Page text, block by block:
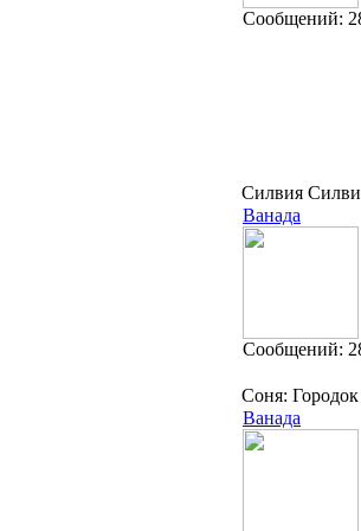
Cообщений:
Силвия
Ванада
Cообщений:
Соня:
Ванада